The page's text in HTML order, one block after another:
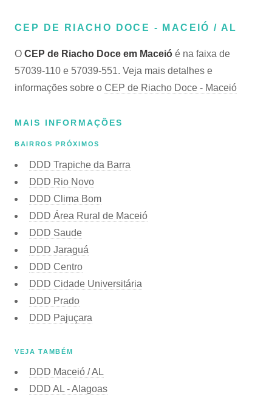
CEP DE RIACHO DOCE - MACEIÓ / AL
O CEP de Riacho Doce em Maceió é na faixa de
57039-110 e 57039-551. Veja mais detalhes e
informações sobre o CEP de Riacho Doce - Maceió
MAIS INFORMAÇÕES
BAIRROS PRÓXIMOS
DDD Trapiche da Barra
DDD Rio Novo
DDD Clima Bom
DDD Área Rural de Maceió
DDD Saude
DDD Jaraguá
DDD Centro
DDD Cidade Universitária
DDD Prado
DDD Pajuçara
VEJA TAMBÉM
DDD Maceió / AL
DDD AL - Alagoas